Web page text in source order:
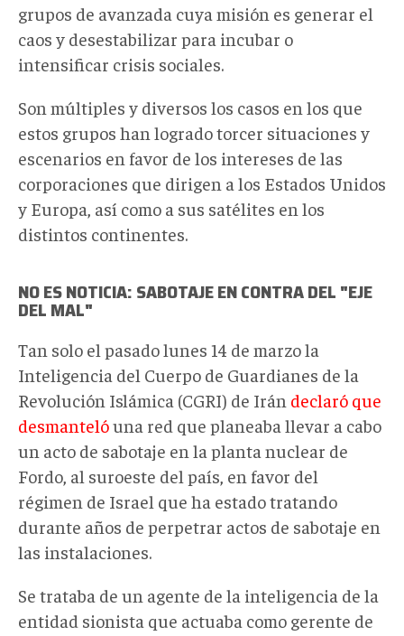
grupos de avanzada cuya misión es generar el
caos y desestabilizar para incubar o
intensificar crisis sociales.
Son múltiples y diversos los casos en los que
estos grupos han logrado torcer situaciones y
escenarios en favor de los intereses de las
corporaciones que dirigen a los Estados Unidos
y Europa, así como a sus satélites en los
distintos continentes.
NO ES NOTICIA: SABOTAJE EN CONTRA DEL "EJE
DEL MAL"
Tan solo el pasado lunes 14 de marzo la
Inteligencia del Cuerpo de Guardianes de la
Revolución Islámica (CGRI) de Irán declaró que
desmantelóuna red que planeaba llevar a cabo
un acto de sabotaje en la planta nuclear de
Fordo, al suroeste del país, en favor del
régimen de Israel que ha estado tratando
durante años de perpetrar actos de sabotaje en
las instalaciones.
Se trataba de un agente de la inteligencia de la
entidad sionista que actuaba como gerente de